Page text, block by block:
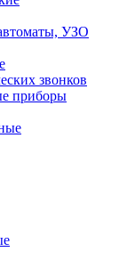
УЗО
звонков
приборы